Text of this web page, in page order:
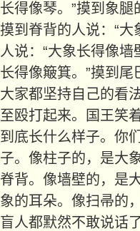
长得像琴。”摸到象腿
摸到脊背的人说：“大
人说：“大象长得像墙
长得像簸箕。”摸到尾
大家都坚持自己的看
至殴打起来。国王笑
到底长什么样子。你
子。像柱子的，是大
脊背。像墙壁的，是
象的耳朵。像扫帚的
盲人都默然不敢说话